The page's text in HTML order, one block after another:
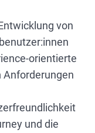
von
orientierte
Anforderungen
und die